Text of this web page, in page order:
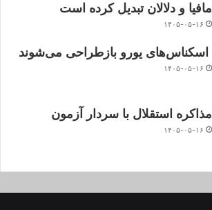
مافیا و دلالان تبدیل کرده است
۱۴۰۵-۰۵-۱۶
اسکناس‌های یورو بازطراحی می‌شوند
۱۴۰۵-۰۵-۱۶
مذاکره استقلال با سردار آزمون
۱۴۰۵-۰۵-۱۶